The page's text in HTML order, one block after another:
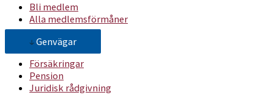
Bli medlem
Alla medlemsförmåner
Genvägar
Försäkringar
Pension
Juridisk rådgivning